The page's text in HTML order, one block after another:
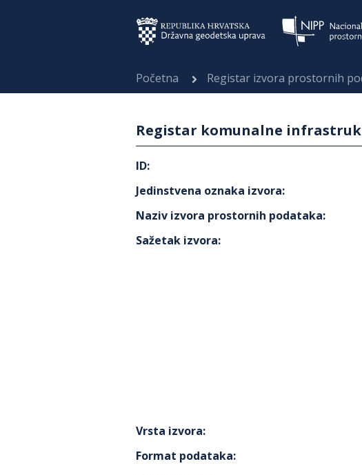
Početna Registar izvora prostornih
Registar komunalne
ID:
Jedinstvena oznaka izvora:
Naziv izvora prostornih podataka:
Sažetak izvora:
Vrsta izvora:
Format podataka: